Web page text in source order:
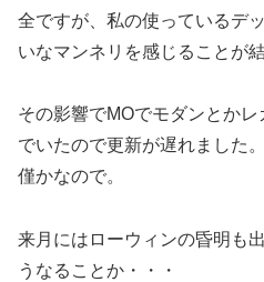
全ですが、私の使っているデ
いなマンネリを感じることが
その影響でMOでモダンとか
でいたので更新が遅れました
僅かなので。
来月にはローウィンの昏明も
うなることか・・・